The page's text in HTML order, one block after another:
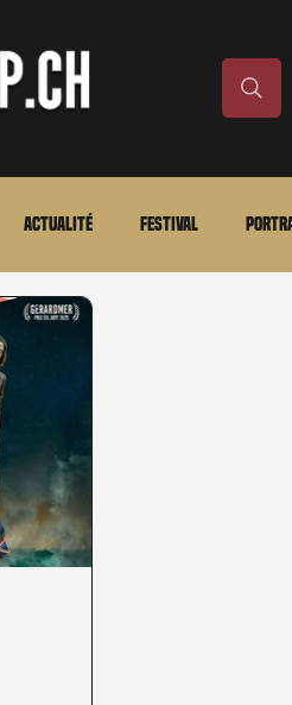
Actualité Festival
En bref